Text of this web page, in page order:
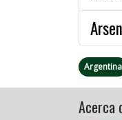
Argentina
Acerca